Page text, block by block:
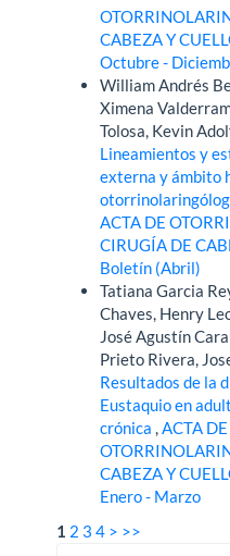
CABEZA Y
Octubre -
William Andrés
Ximena
Tolosa, Kevin
Lineamientos y
externa y ámbito
ACTA DE
CIRUGÍA DE
Boletín (Abril)
Tatiana Garcia
Chaves, Henry
José Agustín
Prieto Rivera,
Resultados de la
Eustaquio en
crónica,ACTA DE
CABEZA Y
Enero - Marzo
1 2 3 4 > >>